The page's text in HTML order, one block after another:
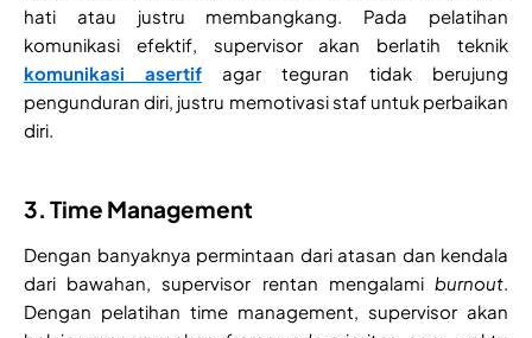
hati atau justru membangkang. Pada pelatihan
komunikasi efektif, supervisor akan berlatih teknik
komunikasi asertif
agar teguran tidak berujung
pengunduran diri, justru memotivasi staf untuk perbaikan
diri.
3. Time Management
Dengan banyaknya permintaan dari atasan dan kendala
dari bawahan, supervisor rentan mengalami burnout
Dengan pelatihan time management, supervisor akan